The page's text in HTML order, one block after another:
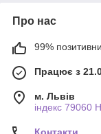
Про нас
99%
Працює з
м. Львів
індекс 79060